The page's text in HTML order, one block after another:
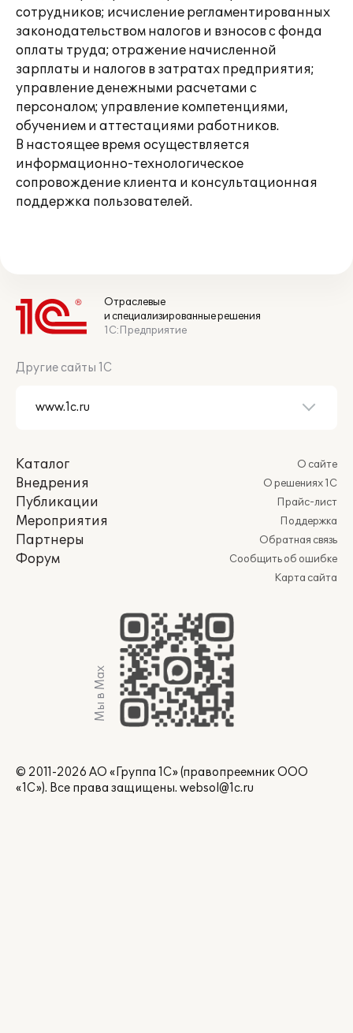
сотрудников; исчисление регламентированных
законодательством налогов и взносов с фонда
оплаты труда; отражение начисленной
зарплаты и налогов в затратах предприятия;
управление денежными расчетами с
персоналом; управление компетенциями,
обучением и аттестациями работников.
В настоящее время осуществляется
информационно-технологическое
сопровождение клиента и консультационная
поддержка пользователей.
Отраслевые
и специализированные решения
1С:Предприятие
Другие сайты 1С
Каталог
Внедрения
Публикации
Мероприятия
Партнеры
Форум
О сайте
О решениях 1С
Прайс-лист
Поддержка
Обратная связь
Сообщить об ошибке
Карта сайта
Мы в Max
© 2011-2026 АО «Группа 1С» (правопреемник ООО
«1С»). Все права защищены. websol@1c.ru